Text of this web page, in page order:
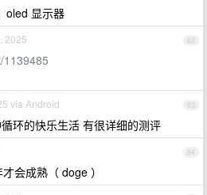
oled 显示器
62
2025
1139485
63
via Android
环的快乐生活 有很详细的测评
64
会成熟（ doge ）